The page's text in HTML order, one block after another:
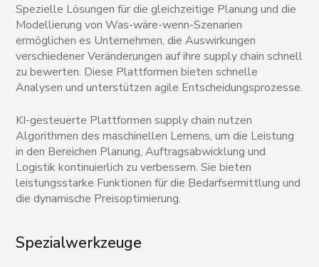
Spezielle Lösungen für die gleichzeitige Planung und die
Modellierung von Was-wäre-wenn-Szenarien
ermöglichen es Unternehmen, die Auswirkungen
verschiedener Veränderungen auf ihre supply chain schnell
zu bewerten. Diese Plattformen bieten schnelle
Analysen und unterstützen agile Entscheidungsprozesse.
KI-gesteuerte Plattformen supply chain nutzen
Algorithmen des maschinellen Lernens, um die Leistung
in den Bereichen Planung, Auftragsabwicklung und
Logistik kontinuierlich zu verbessern. Sie bieten
leistungsstarke Funktionen für die Bedarfsermittlung und
die dynamische Preisoptimierung.
Spezialwerkzeuge